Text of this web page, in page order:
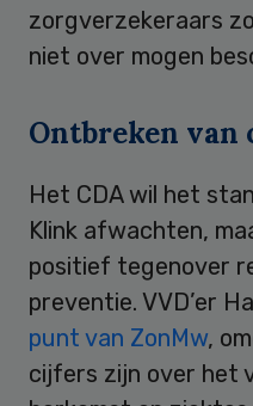
zorgverzekeraars
niet over mogen
Ontbreken van
Het CDA wil het
Klink afwachten,
positief tegenover
preventie. VVD’er
punt van ZonMw,
cijfers zijn over het